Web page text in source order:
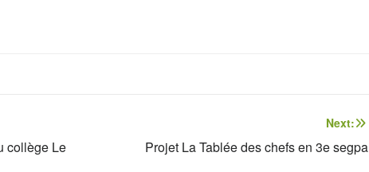
collège Le
Next:
Projet La Tablée des chefs en 3e segpa